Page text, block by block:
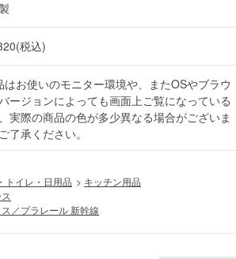
税込)
はお使いのモニター環境や、またOSやブラウ
ージョンによっても画面上ご覧になっている
実際の商品の色が多少異なる場合がございま
了承ください。
トイレ・日用品 > キッチン用品
／プラレール 新幹線